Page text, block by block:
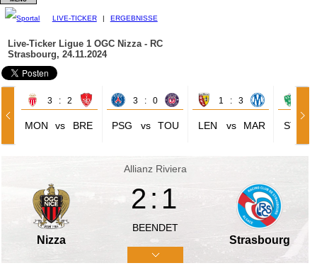
LIVE-TICKER | ERGEBNISSE
Live-Ticker Ligue 1 OGC Nizza - RC
Strasbourg, 24.11.2024
3 : 2
MON vs BRE
3 : 0
PSG vs TOU
1 : 3
LEN vs MAR STE
Allianz Riviera
Nizza
2:1
BEENDET
Strasbourg